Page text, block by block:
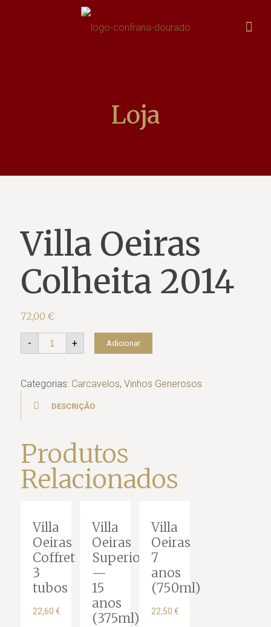
Loja
Villa Oeiras
Colheita 2014
72,00 €
-
Quantidade
Villa
2014
+ Adicionar
Categorias: Carcavelos, Vinhos Generosos
DESCRIÇÃO
Produtos
Relacionados
Villa
Oeiras
Coffret
3
tubos
22,60 €
Villa
Oeiras
Superior
—
15
anos
(375ml)
Villa
Oeiras
7
anos
(750ml)
22,50€